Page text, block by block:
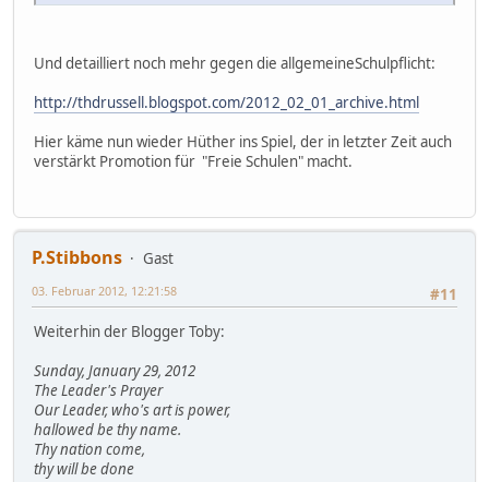
Und detailliert noch mehr gegen die allgemeineSchulpflicht:
http://thdrussell.blogspot.com/2012_02_01_archive.html
Hier käme nun wieder Hüther ins Spiel, der in letzter Zeit auch
verstärkt Promotion für "Freie Schulen" macht.
P.Stibbons
Gast
#11
03. Februar 2012, 12:21:58
Weiterhin der Blogger Toby:
Sunday, January 29, 2012
The Leader's Prayer
Our Leader, who's art is power,
hallowed be thy name.
Thy nation come,
thy will be done